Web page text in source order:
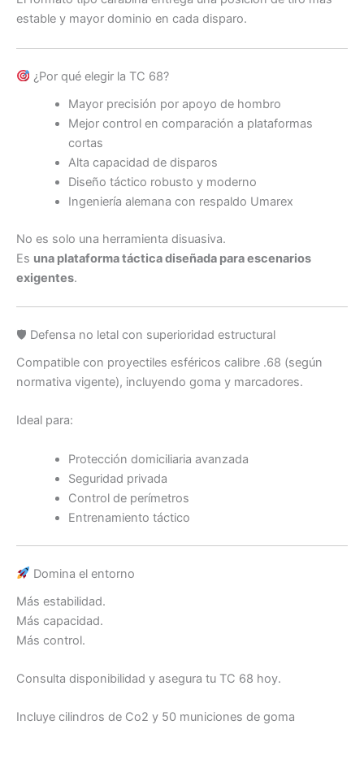
estable y mayor dominio en cada disparo.
¿Por qué elegir la TC 68?
Mayor precisión por apoyo de hombro
Mejor control en comparación a plataformas
cortas
Alta capacidad de disparos
Diseño táctico robusto y moderno
Ingeniería alemana con respaldo Umarex
No es solo una herramienta disuasiva.
Es una plataforma táctica diseñada para escenarios
exigentes.
🛡 Defensa no letal con superioridad estructural
Compatible con proyectiles esféricos calibre .68 (según
normativa vigente), incluyendo goma y marcadores.
Ideal para:
Protección domiciliaria avanzada
Seguridad privada
Control de perímetros
Entrenamiento táctico
Domina el entorno
Más estabilidad.
Más capacidad.
Más control.
Consulta disponibilidad y asegura tu TC 68 hoy.
Incluye cilindros de Co2 y 50 municiones de goma